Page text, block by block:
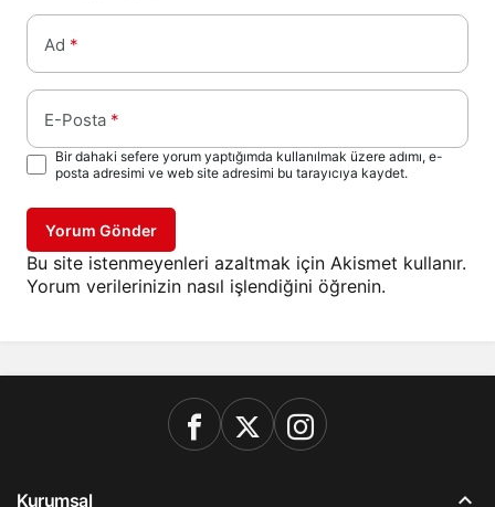
Ad *
E-Posta *
Bir dahaki sefere yorum yaptığımda kullanılmak üzere adımı, e-
posta adresimi ve web site adresimi bu tarayıcıya kaydet.
Yorum Gönder
Bu site istenmeyenleri azaltmak için Akismet kullanır.
Yorum verilerinizin nasıl işlendiğini öğrenin.
Kurumsal